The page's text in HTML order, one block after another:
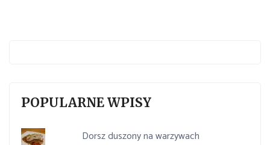
POPULARNE WPISY
Dorsz duszony na warzywach